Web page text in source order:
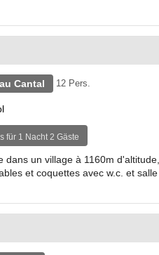
Cantal 12 Pers.
für 1 Nacht 2 Gäste
dans un village à 1160m
et coquettes avec w.c. et salle